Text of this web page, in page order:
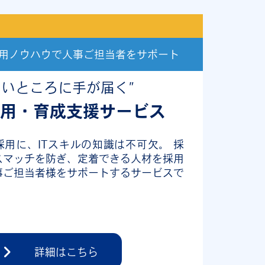
ノウハウで人事ご担当者をサポート
ところに手が届く”
・育成支援サービス
用に、ITスキルの知識は不可欠。 採
ッチを防ぎ、定着できる人材を採用
担当者様をサポートするサービスで
詳細はこちら